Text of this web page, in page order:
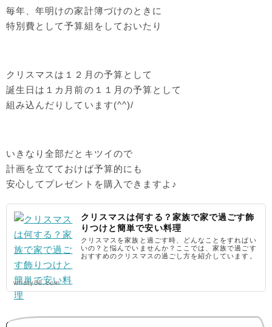
毎年、年明けの家計簿づけのときに
特別費として予算組をしておいたり
クリスマスは１２月の予算として
誕生日は１カ月前の１１月の予算として
組み込んだりしています(^^)/
いきなり全部だとキツイので
計画を立てておけば予算的にも
安心してプレゼントを購入できますよ♪
クリスマスは何する？家族で家で過ごす飾
りつけと簡単で安い料理
クリスマスを家族と過ごす時、どんなことをすればい
いの？と悩んでいませんか？ここでは、家族で過ごす
おすすめのクリスマスの過ごし方を紹介しています。
whaty88.com